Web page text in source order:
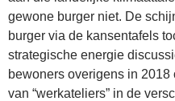
gewone burger niet. De
burger via de kansentafels
strategische energie
bewoners overigens in
van “werkateliers” in de